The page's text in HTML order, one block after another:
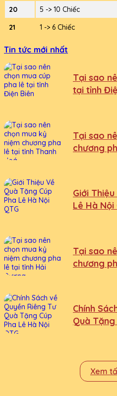
20
5 -> 10 Chiếc
21
1 -> 6 Chiếc
Tin tức mới nhất
Tại sao
tại tỉnh
Tại sao
chương
Giới
Lê Hà Nội
Tại sao
chương
Chính
Quà Tặng
Xem